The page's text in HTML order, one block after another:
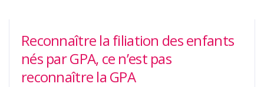
Reconnaître la filiation des enfants
nés par GPA, ce n’est pas
reconnaître la GPA